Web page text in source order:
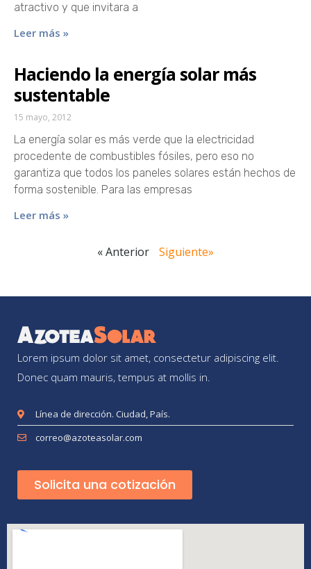
atractivo y que invitara a
Leer más »
Haciendo la energía solar más
sustentable
15 mayo, 2012
La energía solar es más verde que la electricidad
procedente de combustibles fósiles, pero eso no
garantiza que todos los paneles solares están hechos de
forma sostenible. Para las empresas
Leer más »
« Anterior Siguiente»
Lorem ipsum dolor sit amet, consectetur adipiscing elit.
Donec quam mauris, tempus at mollis in.
Línea de dirección. Ciudad, País.
correo@azoteasolar.com
Solicita una cotización